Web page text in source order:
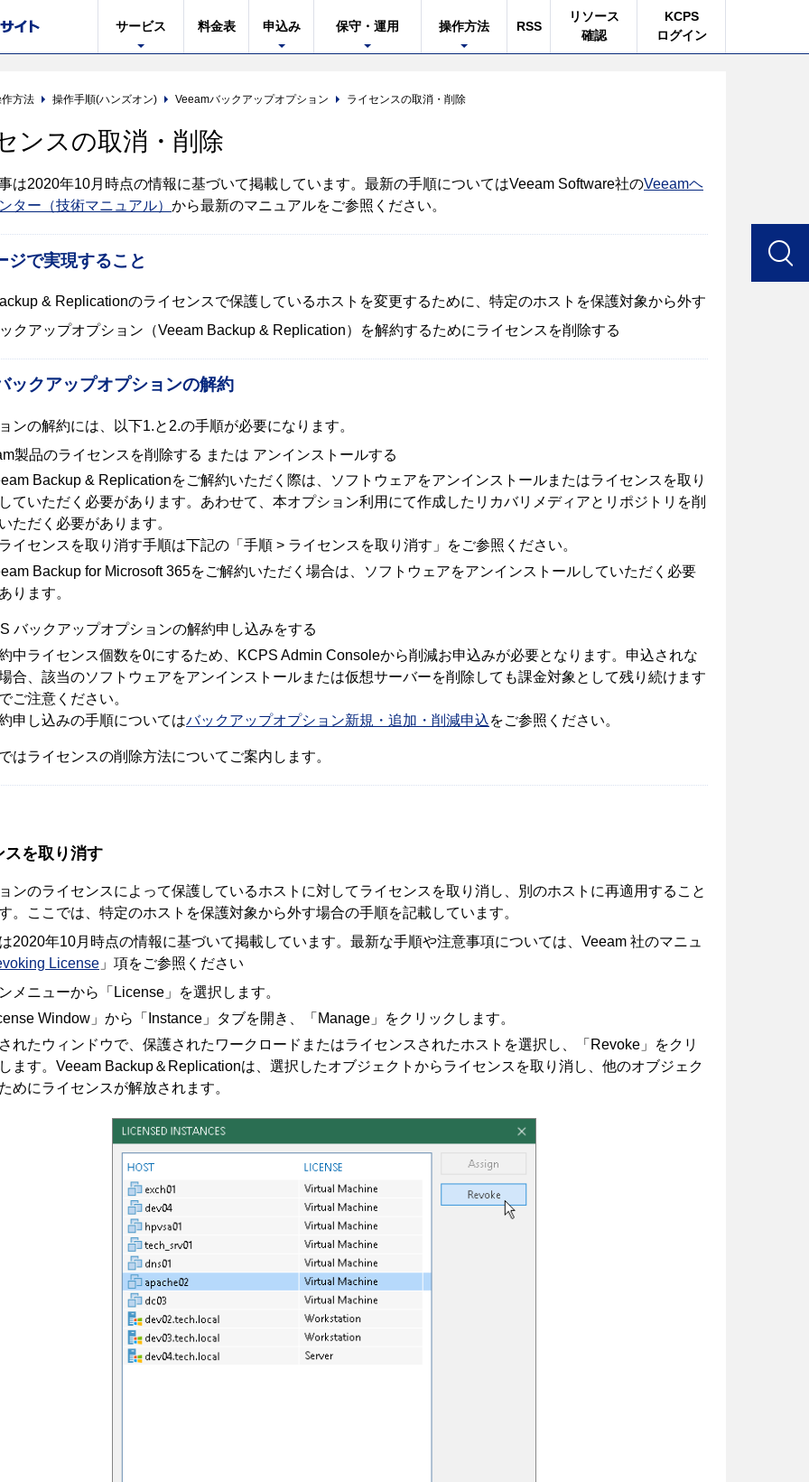
サービス 料金表 申込み 保守・運用 操作方法 RSS
リソース
確認
KCPS
ログイン
方法 操作手順(ハンズオン) Veeamバックアップオプション ライセンスの取消・削除
ンスの取消・削除
は2020年10月時点の情報に基づいて掲載しています。最新の手順についてはVeeam Software社のVeeamヘ
ター（技術マニュアル） から最新のマニュアルをご参照ください。
ジで実現すること
& Replicationのライセンスで保護しているホストを変更するために、特定のホストを保護対象から外す
クアップオプション（Veeam Backup & Replication）を解約するためにライセンスを削除する
ックアップオプションの解約
ンの解約には、以下1.と2.の手順が必要になります。
製品のライセンスを削除する または アンインストールする
Backup & Replicationをご解約いただく際は、ソフトウェアをアンインストールまたはライセンスを取り
ていただく必要があります。あわせて、本オプション利用にて作成したリカバリメディアとリポジトリを削
ただく必要があります。
イセンスを取り消す手順は下記の「手順 > ライセンスを取り消す」をご参照ください。
Backup for Microsoft 365をご解約いただく場合は、ソフトウェアをアンインストールしていただく必要
ります。
バックアップオプションの解約申し込みをする
中ライセンス個数を0にするため、KCPS Admin Consoleから削減お申込みが必要となります。申込されな
合、該当のソフトウェアをアンインストールまたは仮想サーバーを削除しても課金対象として残り続けます
ご注意ください。
申し込みの手順についてはバックアップオプション新規・追加・削減申込をご参照ください。
はライセンスの削除方法についてご案内します。
スを取り消す
ンのライセンスによって保護しているホストに対してライセンスを取り消し、別のホストに再適用すること
。ここでは、特定のホストを保護対象から外す場合の手順を記載しています。
2020年10月時点の情報に基づいて掲載しています。最新な手順や注意事項については、Veeam 社のマニュ
License 」項をご参照ください
メニューから「License」
を選択します。
Window」から「Instance」
タブを開き、「Manage」 をクリック し ます。
れたウィンドウで、保護されたワークロードまたはライセンスされたホストを選択し、「Revoke」
をクリ
ます。 Veeam Backup＆Replicationは、選択したオブジェクトからライセンスを取り消し、他のオブジェク
めにライセンスが解放されます。